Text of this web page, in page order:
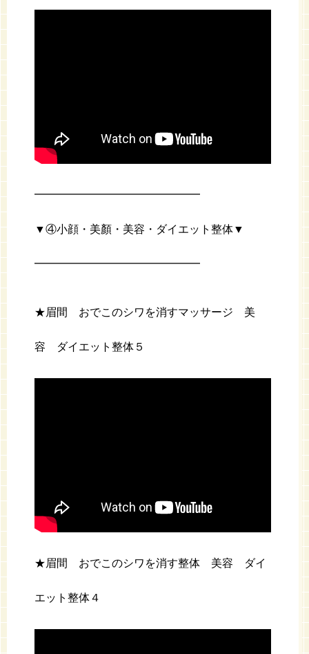
━━━━━━━━━━━━━━━
▼④小顔・美顏・美容・ダイエット整体▼
━━━━━━━━━━━━━━━
★眉間 おでこのシワを消すマッサージ 美
容 ダイエット整体５
★眉間 おでこのシワを消す整体 美容 ダイ
エット整体４